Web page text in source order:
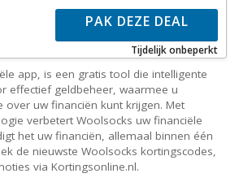
PAK DEZE DEAL
Tijdelijk onbeperkt
app, is een gratis tool die intelligente
effectief geldbeheer, waarmee u
over uw financiën kunt krijgen. Met
verbetert Woolsocks uw financiële
het uw financiën, allemaal binnen één
de nieuwste Woolsocks kortingscodes,
via Kortingsonline.nl.